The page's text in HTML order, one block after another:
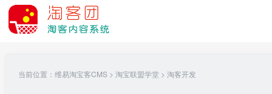
当前位置： 维易淘宝客CMS > 淘宝联盟学堂 > 淘客开发